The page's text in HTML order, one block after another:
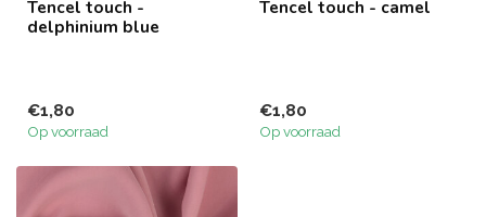
Tencel touch -
delphinium blue
€1,80
Op voorraad
Tencel touch - camel
€1,80
Op voorraad